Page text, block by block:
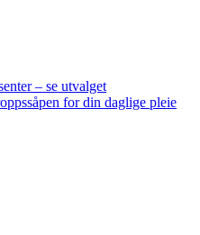
– se utvalget
for din daglige pleie